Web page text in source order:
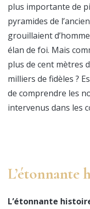
plus importante de
pyramides de
grouillaient
élan de foi. Mais
plus de cent mètres
milliers de fidèles ?
de comprendre les
intervenus dans les
L’étonnante
L’étonnante